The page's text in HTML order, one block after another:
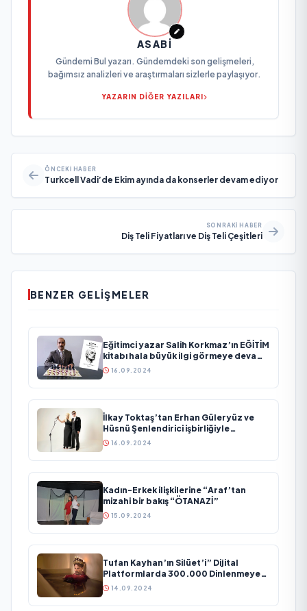
ASABI
Gündemi Bul yazarı. Gündemdeki son gelişmeleri,
bağımsız analizleri ve araştırmaları sizlerle paylaşıyor.
YAZARIN DİĞER YAZILARI
ÖNCEKI HABER
Turkcell Vadi’de Ekim ayında da konserler devam ediyor
SONRAKI HABER
Diş Teli Fiyatları ve Diş Teli Çeşitleri
BENZER GELIŞMELER
Eğitimci yazar Salih Korkmaz’ın EĞİTİM
kitabı hala büyük ilgi görmeye devam
ediyor
16.09.2024
İlkay Toktaş’tan Erhan Güleryüz ve
Hüsnü Şenlendirici işbirliğiyle
duygusal bir aşk manifestosu: “Deliler
16.09.2024
Kadın-Erkek ilişkilerine “Araf’tan
mizahi bir bakış “ÖTANAZİ”
15.09.2024
Tufan Kayhan’ın Silüet’i” Dijital
Platformlarda 300.000 Dinlenmeye
Ulaştı
14.09.2024